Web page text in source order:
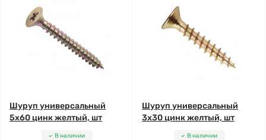
Шуруп универсальный
5x60 цинк желтый, шт
В наличии
Шуруп универсальный
3x30 цинк желтый, шт
В наличии